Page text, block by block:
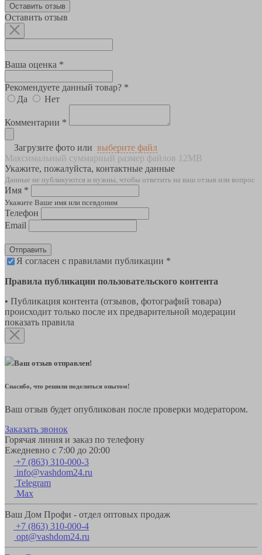
Оставить отзыв
Оставить отзыв
Ваша оценка *
Рекомендуете данный товар? *
Да
Нет
Комментарии *
Загрузите фото или выберите файл
Максимальный суммарный размер файлов 12MB
Укажите, пожалуйста, контактные данные
Данные не публикуются и нужны, чтобы ответить на ваш отзыв или вопрос
Имя *
Укажите Ваше имя или псевдоним
Телефон
Email
Отправить
Я согласен с правилами публикации *
Правила публикации пользовательского контента
• Публикация контента (отзывов, фотографий товара)
происходит только после их предварительной модерации
показать правила
Ваш отзыв отправлен!
Спасибо, что решили поделиться опытом!
Ваш отзыв будет опубликован после проверки модератором.
Заказать звонок
Горячая линия и заказ по телефону
Ежедневно с 7:00 до 20:00
+7 (863) 310-000-3
info@vashdom24.ru
Telegram
Max
Ваш Дом Профи - отдел оптовых продаж
+7 (863) 310-000-4
opt@vashdom24.ru